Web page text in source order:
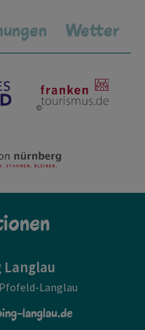
Wetter
Langlau
Langlau
langlau.de